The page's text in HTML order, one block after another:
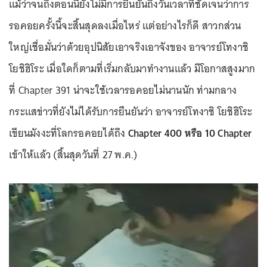
แม้ว่าจนถึงตอนนี้ยังไม่มีการยืนยันถึงวันเวลาที่ชัดเจนว่าการ
รอคอยครั้งนี้จะสิ้นสุดลงเมื่อไหร่ แต่อย่างไรก็ดี สาวกส่วน
ใหญ่เชื่อมั่นว่าด้วยอุปนิสัยเอาจริงเอาจังของ อาจารย์โทงาชิ
โยชิฮิโระ เมื่อใดก็ตามที่เริ่มกลับมาทำงานแล้ว มีโอกาสสูงมาก
ที่ Chapter 391 น่าจะใช้เวลารอคอยไม่นานนัก ท่ามกลาง
กระแสข่าวที่ยังไม่ได้รับการยืนยันว่า อาจารย์โทงาชิ โยชิฮิโระ
เขียนมังงะที่โลกรอคอยได้ถึง Chapter 400 หรือ 10 Chapter
เข้าให้แล้ว (สิ้นสุดวันที่ 27 พ.ค.)